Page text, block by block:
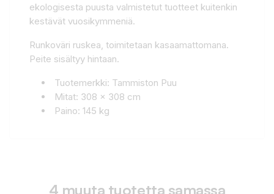
ekologisesta puusta valmistetut tuotteet kuitenkin
kestävät vuosikymmeniä.
Runkoväri ruskea, toimitetaan kasaamattomana.
Peite sisältyy hintaan.
Tuotemerkki: Tammiston Puu
Mitat: 308 x 308 cm
Paino: 145 kg
4 muuta tuotetta samassa